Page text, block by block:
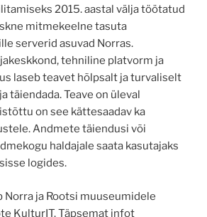
2015. aastal välja töötatud
mitmekeelne tasuta
serverid asuvad Norras.
tehniline platvorm ja
laseb teavet hõlpsalt ja turvaliselt
täiendada. Teave on üleval
on see kättesaadav ka
Andmete täiendusi või
haldajale saata kasutajaks
logides.
Norra ja Rootsi muuseumidele
KulturIT. Täpsemat infot